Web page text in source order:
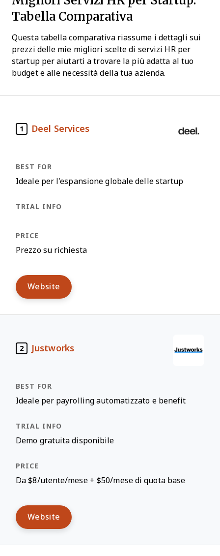
Tabella Comparativa
Questa tabella comparativa riassume i dettagli sui
prezzi delle mie migliori scelte di servizi HR per
startup per aiutarti a trovare la più adatta al tuo
budget e alle necessità della tua azienda.
1 Deel Services
Ideale per l'espansione globale delle startup
Prezzo su richiesta
Website
2 Justworks
Ideale per payrolling automatizzato e benefit
Demo gratuita disponibile
Da $8/utente/mese + $50/mese di quota base
Website